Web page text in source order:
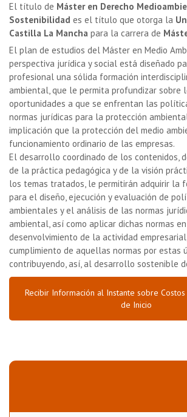
El título de Máster en Derecho
Sostenibilidad es el título que otorga la
Castilla La Mancha para la carrera de
El plan de estudios del Máster en Medio
perspectiva jurídica y social está diseñado
profesional una sólida formación
ambiental, que le permita profundizar sobre
oportunidades a que se enfrentan las
normas jurídicas para la protección
implicación que la protección del medio
funcionamiento ordinario de las empresas.
El desarrollo coordinado de los contenidos,
de la práctica pedagógica y de la visión
los temas tratados, le permitirán adquirir la
para el diseño, ejecución y evaluación de
ambientales y el análisis de las normas
ambiental, así como aplicar dichas normas
desenvolvimiento de la actividad
cumplimiento de aquellas normas por estas
contribuyendo, así, al desarrollo sostenible
Recibir Información al Instante sobre
de Inicio